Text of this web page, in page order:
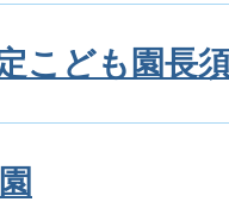
こども園長